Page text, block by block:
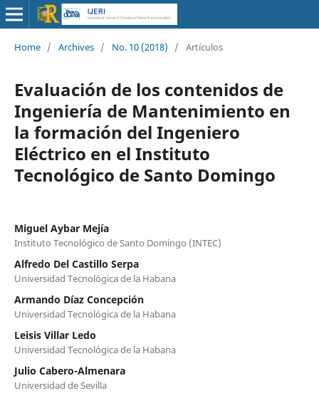
Home / Archives / No. 10 (2018) / Artículos
Evaluación de los contenidos de
Ingeniería de Mantenimiento en
la formación del Ingeniero
Eléctrico en el Instituto
Tecnológico de Santo Domingo
Miguel Aybar Mejía
Instituto Tecnológico de Santo Domingo (INTEC)
Alfredo Del Castillo Serpa
Universidad Tecnológica de la Habana
Armando Díaz Concepción
Universidad Tecnológica de la Habana
Leisis Villar Ledo
Universidad Tecnológica de la Habana
Julio Cabero-Almenara
Universidad de Sevilla